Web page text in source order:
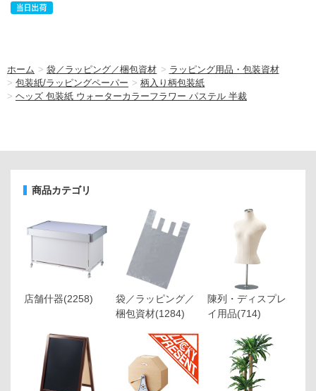
ホーム >袋／ラッピング／梱包資材 > ラッピング用品・包装資材
> 包装紙/ラッピングペーパー >柄入り柄包装紙
> ヘッズ 包装紙 ウォーターカラーフラワー パステル 半裁
商品カテゴリ
店舗什器(2258)
袋／ラッピング／
梱包資材(1284)
陳列・ディスプレ
イ用品(714)